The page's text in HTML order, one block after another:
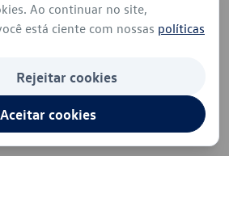
Ao continuar no site,
está ciente com nossas políticas
Rejeitar cookies
Aceitar cookies